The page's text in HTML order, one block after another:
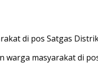
di pos Satgas
warga masyarakat di